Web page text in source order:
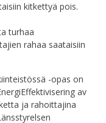
kitkettyä pois.
turhaa
rahaa saataisiin
-opas on
av
ja rahoittajina